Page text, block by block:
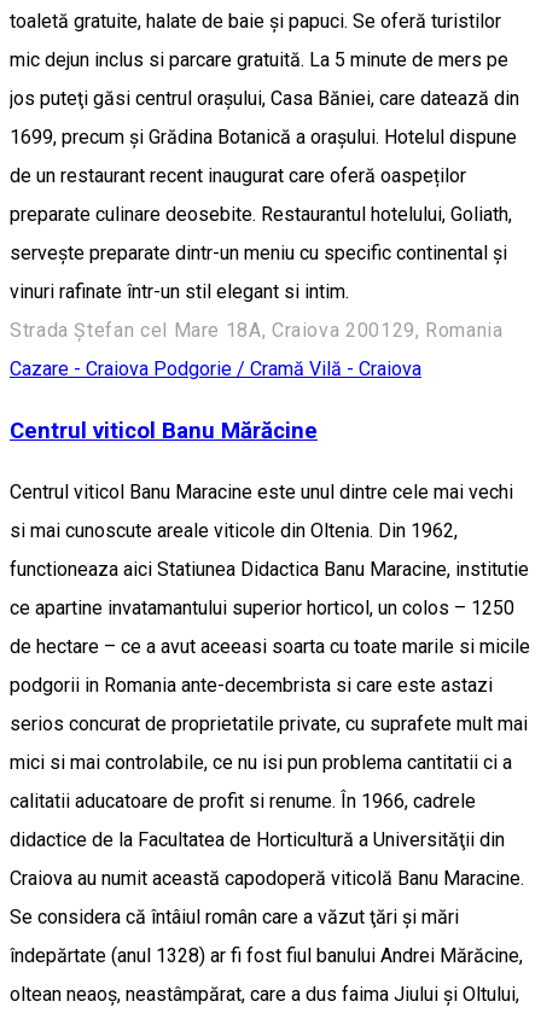
toaletă gratuite, halate de baie şi papuci. Se oferă turistilor
mic dejun inclus si parcare gratuită. La 5 minute de mers pe
jos puteţi găsi centrul oraşului, Casa Băniei, care datează din
1699, precum şi Grădina Botanică a oraşului. Hotelul dispune
de un restaurant recent inaugurat care oferă oaspeților
preparate culinare deosebite. Restaurantul hotelului, Goliath,
servește preparate dintr-un meniu cu specific continental și
vinuri rafinate într-un stil elegant si intim.
Strada Ștefan cel Mare 18A, Craiova 200129, Romania
Cazare - Craiova Podgorie / Cramă Vilă - Craiova
Centrul viticol Banu Mărăcine
Centrul viticol Banu Maracine este unul dintre cele mai vechi
si mai cunoscute areale viticole din Oltenia. Din 1962,
functioneaza aici Statiunea Didactica Banu Maracine, institutie
ce apartine invatamantului superior horticol, un colos – 1250
de hectare – ce a avut aceeasi soarta cu toate marile si micile
podgorii in Romania ante-decembrista si care este astazi
serios concurat de proprietatile private, cu suprafete mult mai
mici si mai controlabile, ce nu isi pun problema cantitatii ci a
calitatii aducatoare de profit si renume. În 1966, cadrele
didactice de la Facultatea de Horticultură a Universităţii din
Craiova au numit această capodoperă viticolă Banu Maracine.
Se considera că întâiul român care a văzut ţări şi mări
îndepărtate (anul 1328) ar fi fost fiul banului Andrei Mărăcine,
oltean neaoş, neastâmpărat, care a dus faima Jiului şi Oltului,